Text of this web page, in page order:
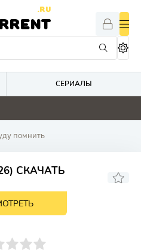
.RU
СЕРИАЛЫ
4.8 0
помнить
СКАЧАТЬ